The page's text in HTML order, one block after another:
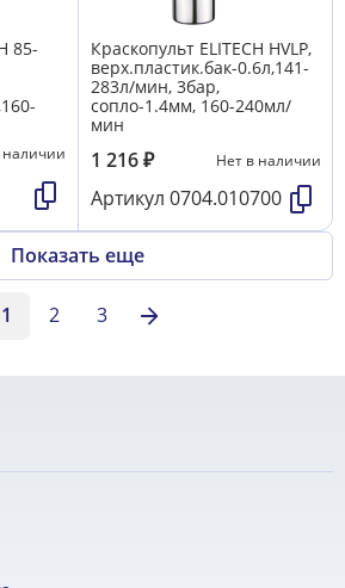
85-
наличии
Краскопульт ELITECH HVLP,
верх.пластик.бак-0.6л,141-
283л/мин, 3бар,
сопло-1.4мм, 160-240мл/
мин
1 216₽ Нет в наличии
Артикул 0704.010700
Показать еще
1 2 3